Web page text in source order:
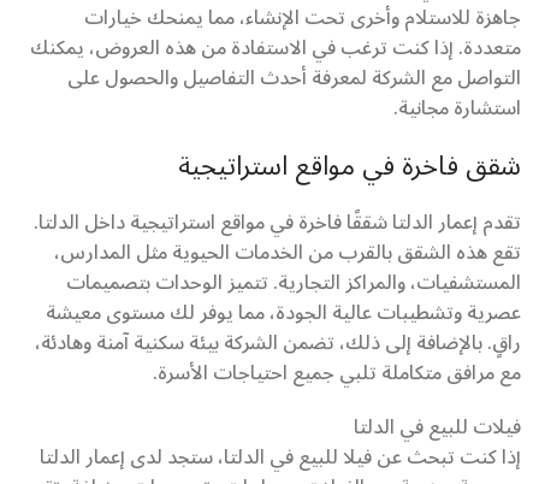
جاهزة للاستلام وأخرى تحت الإنشاء، مما يمنحك خيارات
متعددة. إذا كنت ترغب في الاستفادة من هذه العروض، يمكنك
التواصل مع الشركة لمعرفة أحدث التفاصيل والحصول على
استشارة مجانية.
شقق فاخرة في مواقع استراتيجية
تقدم إعمار الدلتا شققًا فاخرة في مواقع استراتيجية داخل الدلتا.
تقع هذه الشقق بالقرب من الخدمات الحيوية مثل المدارس،
المستشفيات، والمراكز التجارية. تتميز الوحدات بتصميمات
عصرية وتشطيبات عالية الجودة، مما يوفر لك مستوى معيشة
راقٍ. بالإضافة إلى ذلك، تضمن الشركة بيئة سكنية آمنة وهادئة،
مع مرافق متكاملة تلبي جميع احتياجات الأسرة.
فيلات للبيع في الدلتا
إذا كنت تبحث عن فيلا للبيع في الدلتا، ستجد لدى إعمار الدلتا